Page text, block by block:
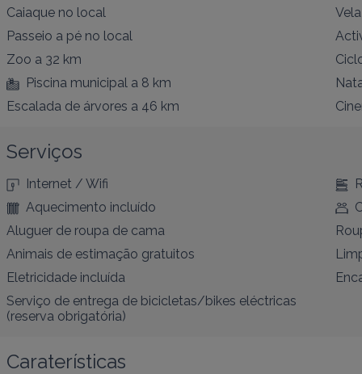
Caiaque no local Vela
Passeio a pé no local
Zoo a 32 km
Piscina municipal a 8 km
Escalada de árvores a 46 km
Serviços
Internet / Wifi
Aquecimento incluído
Aluguer de roupa de cama
Animais de estimação gratuitos
Eletricidade incluída
Serviço de entrega de bicicletas/bikes eléctricas
(reserva obrigatória)
Caraterísticas